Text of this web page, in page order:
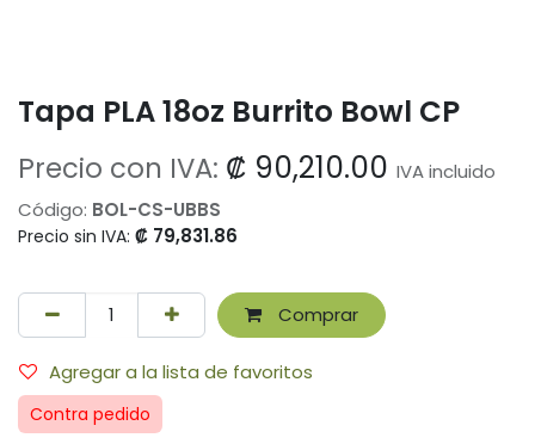
Tapa PLA 18oz Burrito Bowl CP
Precio con IVA: ₡ 90,210.00 IVA incluido
Código: BOL-CS-UBBS
Precio sin IVA: ₡ 79,831.86
Comprar
Agregar a la lista de favoritos
Contra pedido